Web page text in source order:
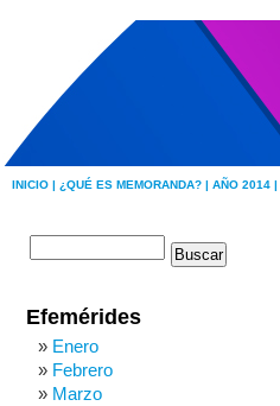
INICIO | ¿QUÉ ES MEMORANDA? | AÑO 2014 |
Efemérides
Enero
Febrero
Marzo